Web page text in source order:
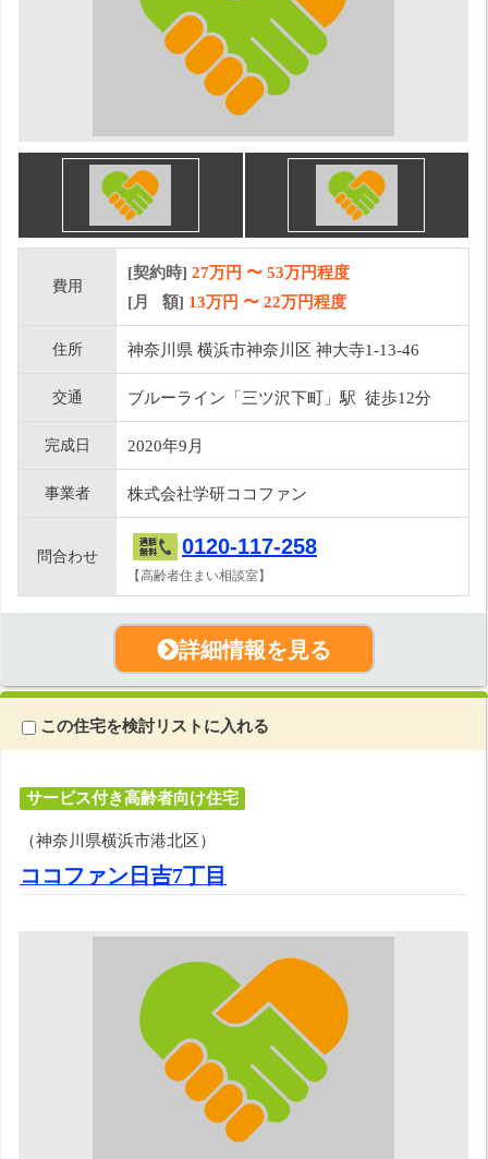
費用
[契約時] 27万円 〜 53万円程度
[月 額] 13万円 〜 22万円程度
住所 神奈川県 横浜市神奈川区 神大寺1-13-46
交通 ブルーライン「三ツ沢下町」駅 徒歩12分
完成日 2020年9月
事業者 株式会社学研ココファン
問合わせ 0120-117-258
【高齢者住まい相談室】
詳細情報を見る
この住宅を検討リストに入れる
サービス付き高齢者向け住宅
（神奈川県横浜市港北区）
ココファン日吉7丁目